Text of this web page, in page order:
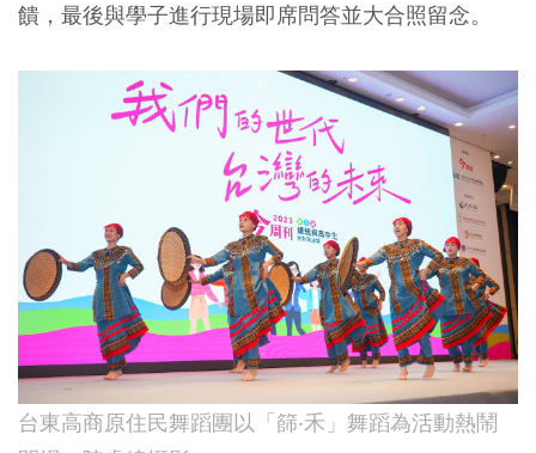
饋，最後與學子進行現場即席問答並大合照留念。
台東高商原住民舞蹈團以「篩‧禾」舞蹈為活動熱鬧